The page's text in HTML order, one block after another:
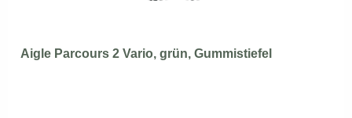
Aigle Parcours 2 Vario, grün, Gummistiefel